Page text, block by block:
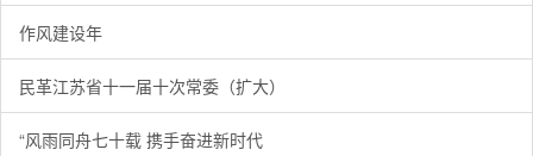
作风建设年
民革江苏省十一届十次常委（扩大）
“风雨同舟七十载 携手奋进新时代